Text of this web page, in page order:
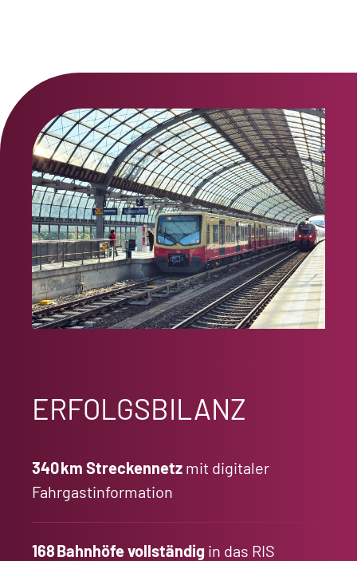
ERFOLGSBILANZ
340km Streckennetz mit digitaler
Fahrgastinformation
168Bahnhöfe vollständig in das RIS